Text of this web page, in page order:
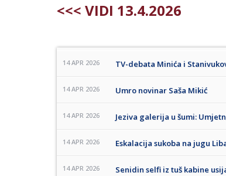
<<< VIDI 13.4.2026
14 APR 2026 TV-debata Minića i
14 APR 2026 Umro novinar Saša Mikić
14 APR 2026 Jeziva galerija u šumi:
14 APR 2026 Eskalacija sukoba na jugu
14 APR 2026 Senidin selfi iz tuš kabine